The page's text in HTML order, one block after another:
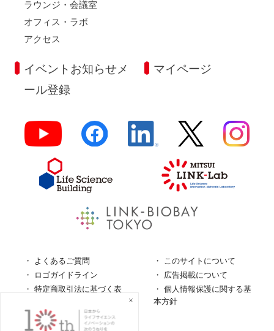
ラウンジ・会議室
オフィス・ラボ
アクセス
イベントお知らせメ
ール登録
マイページ
よくあるご質問
このサイトについて
ロゴガイドライン
広告掲載について
特定商取引法に基づく表
個人情報保護に関する基
本方針
個人情報の取扱について